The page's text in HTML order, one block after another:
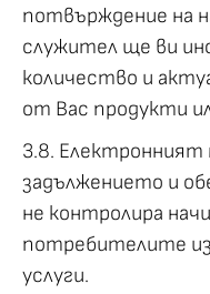
потвърждение на
служител ще ви
количество и
от Вас продукти
3.8. Електронният
задължението и
не контролира
потребителите
услуги.